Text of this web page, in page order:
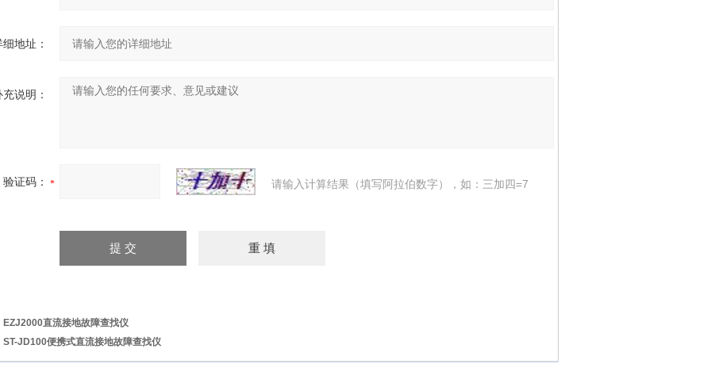
细地址：
充说明：
验证码： 请输入计算结果（填写阿拉伯数字），如：三加四=7
EZJ2000直流接地故障查找仪
ST-JD100便携式直流接地故障查找仪